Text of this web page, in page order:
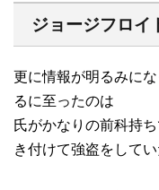
ジョージフロイ
更に情報が明るみに
るに至ったのは
氏がかなりの前科持
き付けて強盗をして